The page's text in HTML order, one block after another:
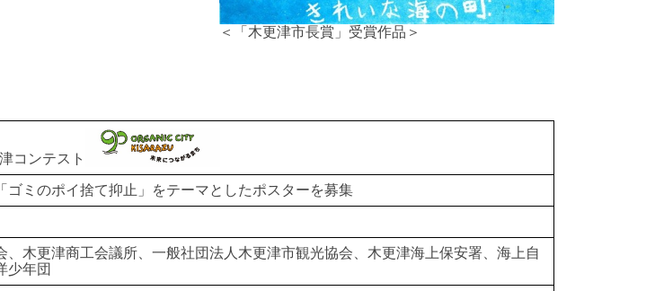
＜「木更津市長賞」受賞作品＞
コンテスト
ゴミのポイ捨て抑止」をテーマとしたポスターを募集
、木更津商工会議所、一般社団法人木更津市観光協会、木更津海上保安署、海上自
少年団